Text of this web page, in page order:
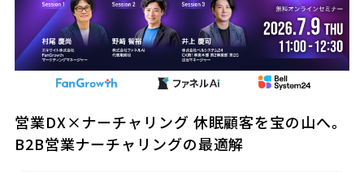
営業DX×ナーチャリング 休眠顧客を宝の山へ。
B2B営業ナーチャリングの最適解